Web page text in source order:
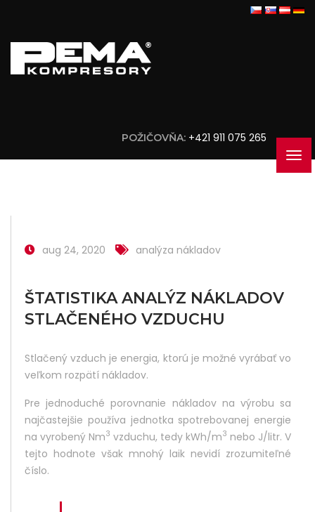
POŽIČOVŇA: +421 911 075 265
aug 24, 2020 analýza nákladov
ŠTATISTIKA ANALÝZ NÁKLADOV
STLAČENÉHO VZDUCHU
Stlačený vzduch je energia, ktorú je možné vyrábať vo
veľkom rozpätí nákladov.
Pre jednoduché porovnanie nákladov na výrobu sa
najčastejšie používa jednotka spotrebovanej energie
na vyrobený Nm3 vzduchu, tedy kWh/m3 nebo J/litr. V
tejto hodnote však mnohý laik nevidí zrozumiteľné
číslo.